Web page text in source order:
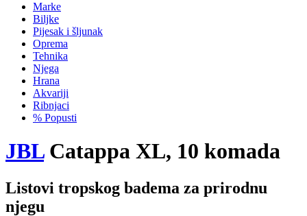
Marke
Biljke
Pijesak i šljunak
Oprema
Tehnika
Njega
Hrana
Akvariji
Ribnjaci
% Popusti
JBLCatappa XL, 10 komada
Listovi tropskog badema za prirodnu
njegu